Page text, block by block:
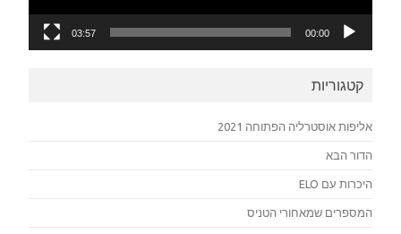
00:00
03:57
קטגוריות
אליפות אוסטרליה הפתוחה 2021
הדור הבא
היכרות עם ELO
המספרים שמאחורי הטניס